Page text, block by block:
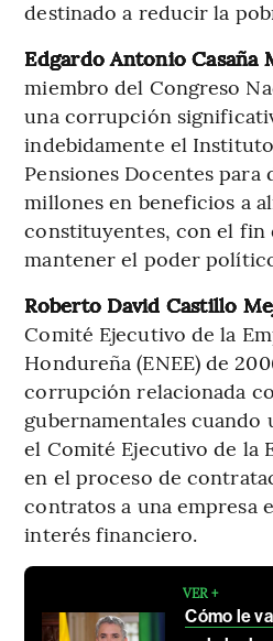
destinado a reducir la
Edgardo Antonio Casaña
miembro del Congreso
una corrupción
indebidamente el
Pensiones Docentes para
millones en beneficios a
constituyentes, con el fin
mantener el poder
Roberto David Castillo
Comité Ejecutivo de la
Hondureña (ENEE) de
corrupción relacionada
gubernamentales
el Comité Ejecutivo de la
en el proceso de
contratos a una empresa
interés financiero.
VER +
Cómo le